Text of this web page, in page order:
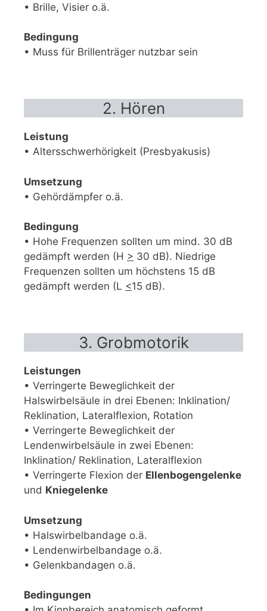
• Brille, Visier o.ä.
Bedingung
• Muss für Brillenträger nutzbar sein
2. Hören
Leistung
• Altersschwerhörigkeit (Presbyakusis)
Umsetzung
• Gehördämpfer o.ä.
Bedingung
• Hohe Frequenzen sollten um mind. 30 dB
gedämpft werden (H > 30 dB). Niedrige
Frequenzen sollten um höchstens 15 dB
gedämpft werden (L <15 dB).
3. Grobmotorik
Leistungen
• Verringerte Beweglichkeit der
Halswirbelsäule in drei Ebenen: Inklination/
Reklination, Lateralflexion, Rotation
• Verringerte Beweglichkeit der
Lendenwirbelsäule in zwei Ebenen:
Inklination/ Reklination, Lateralflexion
• Verringerte Flexion der Ellenbogengelenke
und Kniegelenke
Umsetzung
• Halswirbelbandage o.ä.
• Lendenwirbelbandage o.ä.
• Gelenkbandagen o.ä.
Bedingungen